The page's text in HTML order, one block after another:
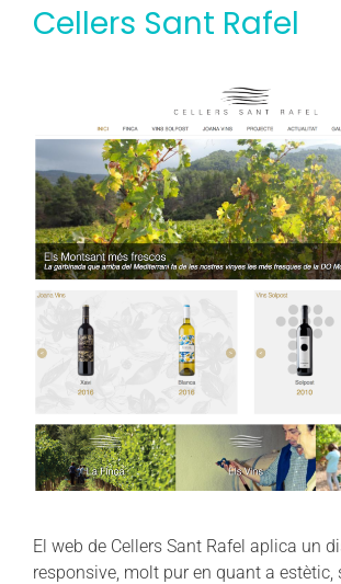
Cellers Sant Rafel
El web de Cellers Sant Rafel aplica un
responsive, molt pur en quant a estètic,